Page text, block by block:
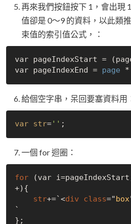
再來我們按鈕按下 1，會出現
值卻是 0～9 的資料，以此類
束值的索引值公式，：
var pageIndexStart =
var pageIndexEnd = page
給個空字串，呆回要塞資料用
var str=''
一個 for 迴圈：
for (var
+){
str+=`<div class="box
`